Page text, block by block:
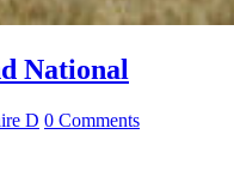
National
D 0 Comments